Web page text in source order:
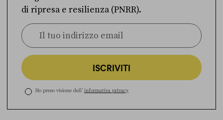
di ripresa e resilienza (PNRR).
ISCRIVITI
Ho preso visione dell’ informativa privacy